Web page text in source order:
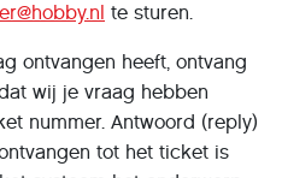
te sturen.
ontvangen heeft, ontvang
wij je vraag hebben
nummer. Antwoord (reply)
tot het ticket is